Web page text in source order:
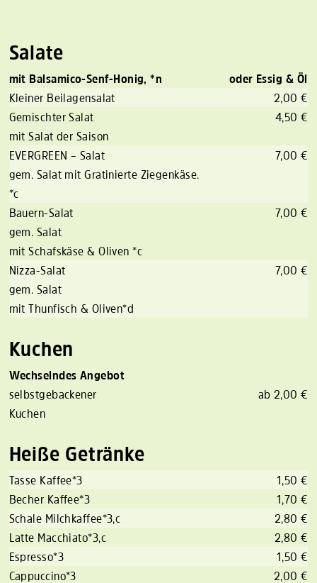
Salate
mit Balsamico-Senf-Honig, *n
oder Essig & Öl
Kleiner Beilagensalat
2,00 €
Gemischter Salat
mit Salat der Saison
4,50 €
EVERGREEN – Salat
gem. Salat mit Gratinierte Ziegenkäse.
*c
7,00 €
Bauern-Salat
gem. Salat
mit Schafskäse & Oliven *c
7,00 €
Nizza-Salat
gem. Salat
mit Thunfisch & Oliven*d
7,00 €
Kuchen
Wechselndes Angebot
selbstgebackener
Kuchen
ab 2,00 €
Heiße Getränke
Tasse Kaffee*3
1,50 €
Becher Kaffee*3
1,70 €
Schale Milchkaffee*3,c
2,80 €
Latte Macchiato*3,c
2,80 €
Espresso*3
1,50 €
Cappuccino*3
2,00 €